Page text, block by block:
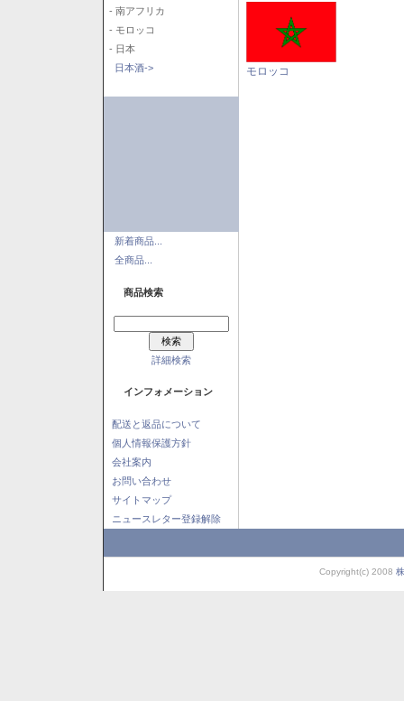
- 南アフリカ
- モロッコ
- 日本
日本酒->
新着商品...
全商品...
商品検索
詳細検索
インフォメーション
配送と返品について
個人情報保護方針
会社案内
お問い合わせ
サイトマップ
ニュースレター登録解除
モロッコ
Copyright(c) 2008